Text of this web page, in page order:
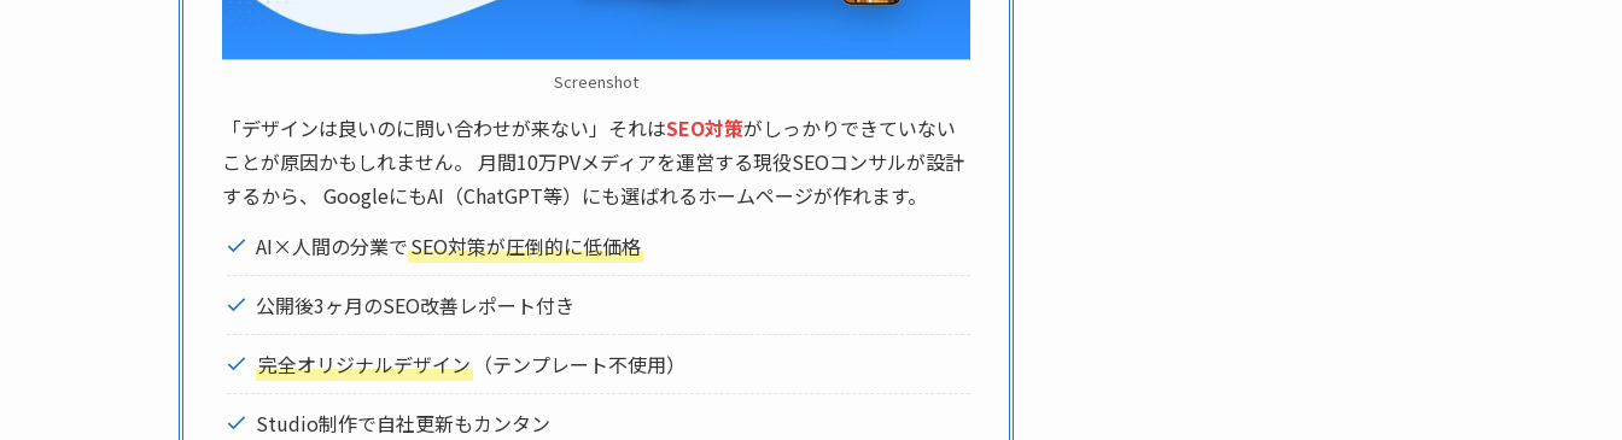
Screenshot
「デザインは良いのに問い合わせが来ない」それはSEO対策がしっかりできていない
ことが原因かもしれません。 月間10万PVメディアを運営する現役SEOコンサルが設計
するから、 GoogleにもAI（ChatGPT等）にも選ばれるホームページが作れます。
AI×人間の分業でSEO対策が圧倒的に低価格
公開後3ヶ月のSEO改善レポート付き
完全オリジナルデザイン （テンプレート不使用）
Studio制作で自社更新もカンタン